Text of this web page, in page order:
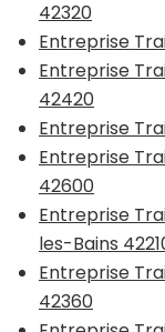
42320
Entreprise
Entreprise
42420
Entreprise
Entreprise
42600
Entreprise
les-Bains
Entreprise
42360